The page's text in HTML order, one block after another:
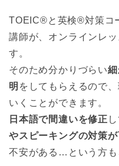
TOEIC®と英検®対策コ
講師が、オンラインレ
す。
そのため分かりづらい
明 をしてもらえるので
いくことができます。
日本語で間違いを修正
やスピーキングの対策
不安がある…という方も